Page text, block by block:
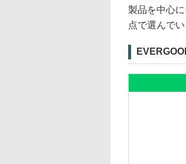
製品を中心
点で選んで